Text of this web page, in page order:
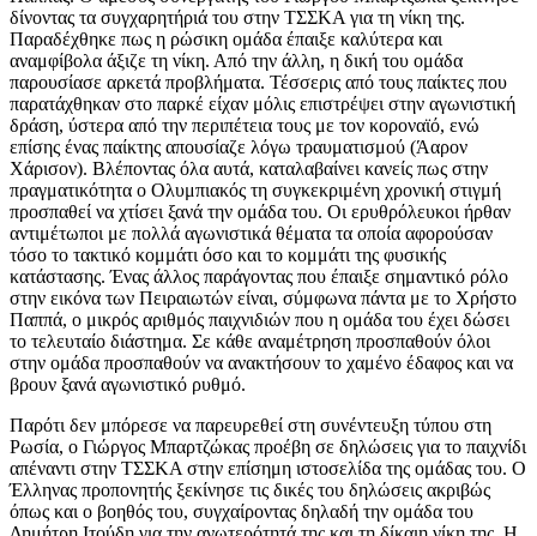
δίνοντας τα συγχαρητήριά του στην ΤΣΣΚΑ για τη νίκη της.
Παραδέχθηκε πως η ρώσικη ομάδα έπαιξε καλύτερα και
αναμφίβολα άξιζε τη νίκη. Από την άλλη, η δική του ομάδα
παρουσίασε αρκετά προβλήματα. Τέσσερις από τους παίκτες που
παρατάχθηκαν στο παρκέ είχαν μόλις επιστρέψει στην αγωνιστική
δράση, ύστερα από την περιπέτεια τους με τον κοροναϊό, ενώ
επίσης ένας παίκτης απουσίαζε λόγω τραυματισμού (Άαρον
Χάρισον). Βλέποντας όλα αυτά, καταλαβαίνει κανείς πως στην
πραγματικότητα ο Ολυμπιακός τη συγκεκριμένη χρονική στιγμή
προσπαθεί να χτίσει ξανά την ομάδα του. Οι ερυθρόλευκοι ήρθαν
αντιμέτωποι με πολλά αγωνιστικά θέματα τα οποία αφορούσαν
τόσο το τακτικό κομμάτι όσο και το κομμάτι της φυσικής
κατάστασης. Ένας άλλος παράγοντας που έπαιξε σημαντικό ρόλο
στην εικόνα των Πειραιωτών είναι, σύμφωνα πάντα με το Χρήστο
Παππά, ο μικρός αριθμός παιχνιδιών που η ομάδα του έχει δώσει
το τελευταίο διάστημα. Σε κάθε αναμέτρηση προσπαθούν όλοι
στην ομάδα προσπαθούν να ανακτήσουν το χαμένο έδαφος και να
βρουν ξανά αγωνιστικό ρυθμό.
Παρότι δεν μπόρεσε να παρευρεθεί στη συνέντευξη τύπου στη
Ρωσία, ο Γιώργος Μπαρτζώκας προέβη σε δηλώσεις για το παιχνίδι
απέναντι στην ΤΣΣΚΑ στην επίσημη ιστοσελίδα της ομάδας του. Ο
Έλληνας προπονητής ξεκίνησε τις δικές του δηλώσεις ακριβώς
όπως και ο βοηθός του, συγχαίροντας δηλαδή την ομάδα του